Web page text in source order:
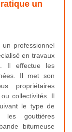
un
un professionnel
en travaux
Il effectue les
Il met son
propriétaires
collectivités. Il
le type de
les gouttières
bitumeuse